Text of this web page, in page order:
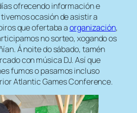
ofrecendo información e
ocasión de asistir a
que ofertaba aorganización,
no sorteo, xogando os
Á noite do sábado, tamén
con música DJ. Así que
fumos o pasamos incluso
Atlantic Games Conference.